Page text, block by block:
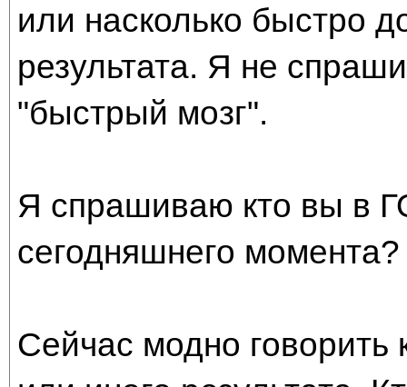
или насколько быстро
результата. Я не
"быстрый мозг".
Я спрашиваю кто вы в
сегодняшнего момента?
Сейчас модно говорить